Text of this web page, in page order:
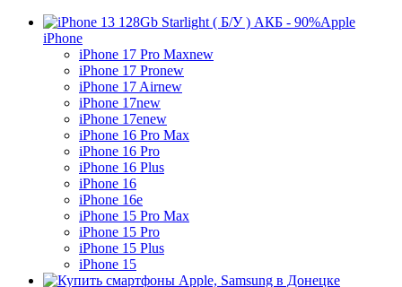
Apple
iPhone
iPhone 17 Pro Maxnew
iPhone 17 Pronew
iPhone 17 Airnew
iPhone 17new
iPhone 17enew
iPhone 16 Pro Max
iPhone 16 Pro
iPhone 16 Plus
iPhone 16
iPhone 16e
iPhone 15 Pro Max
iPhone 15 Pro
iPhone 15 Plus
iPhone 15